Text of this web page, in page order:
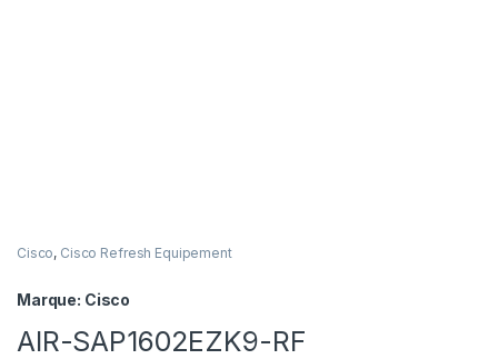
Cisco, Cisco Refresh Equipement
Marque: Cisco
AIR-SAP1602EZK9-RF